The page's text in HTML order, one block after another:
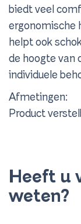
biedt veel
ergonomische
helpt ook
de hoogte van
individuele
Afmetingen:
Product
Heeft u
weten?